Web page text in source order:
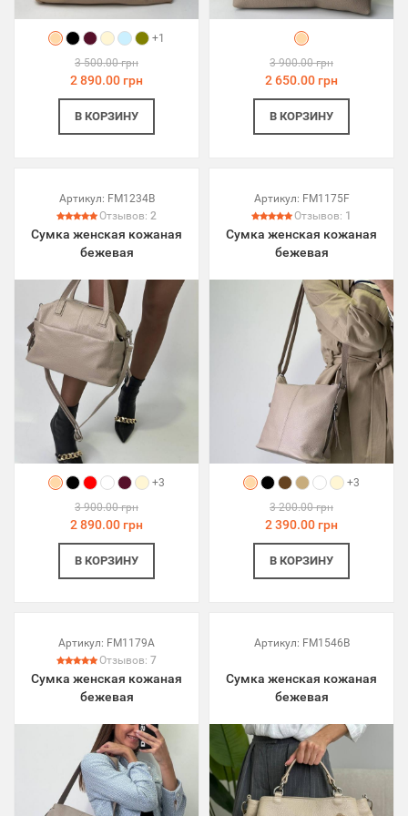
+1
3 500.00 грн
2 890.00 грн
В КОРЗИНУ
3 900.00 грн
2 650.00 грн
В КОРЗИНУ
Артикул: FM1234B
Отзывов: 2
Сумка женская кожаная
бежевая
+3
3 900.00 грн
2 890.00 грн
В КОРЗИНУ
Артикул: FM1175F
Отзывов: 1
Сумка женская кожаная
бежевая
+3
3 200.00 грн
2 390.00 грн
В КОРЗИНУ
Артикул: FM1179A
Отзывов: 7
Сумка женская кожаная
бежевая
Артикул: FM1546B
Сумка женская кожаная
бежевая